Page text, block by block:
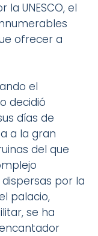
UNESCO, el
ofrecer a
el
decidió
días de
a la gran
del que
por la
palacio,
se ha